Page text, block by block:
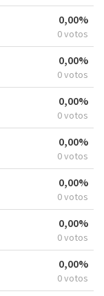
0,00%
0 votos
0,00%
0 votos
0,00%
0 votos
0,00%
0 votos
0,00%
0 votos
0,00%
0 votos
0,00%
0 votos